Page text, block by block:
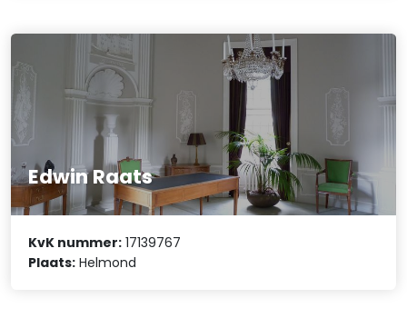
Edwin Raats
KvK nummer: 17139767
Plaats: Helmond